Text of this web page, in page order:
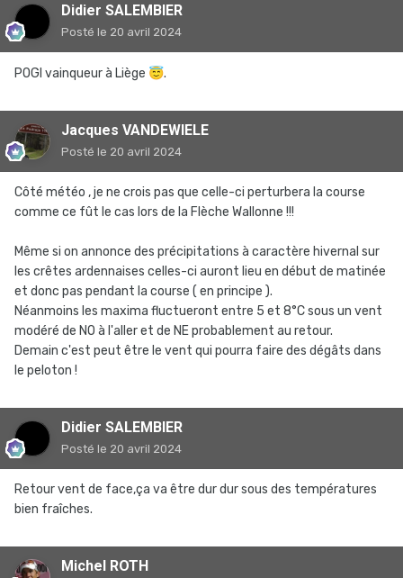
Didier SALEMBIER
Posté le 20 avril 2024
POGI vainqueur à Liège 😇.
Jacques VANDEWIELE
Posté le 20 avril 2024
Côté météo , je ne crois pas que celle-ci perturbera la course
comme ce fût le cas lors de la Flèche Wallonne !!!
Même si on annonce des précipitations à caractère hivernal sur
les crêtes ardennaises celles-ci auront lieu en début de matinée
et donc pas pendant la course ( en principe ).
Néanmoins les maxima fluctueront entre 5 et 8°C sous un vent
modéré de NO à l'aller et de NE probablement au retour.
Demain c'est peut être le vent qui pourra faire des dégâts dans
le peloton !
Didier SALEMBIER
Posté le 20 avril 2024
Retour vent de face,ça va être dur dur sous des températures
bien fraîches.
Michel ROTH